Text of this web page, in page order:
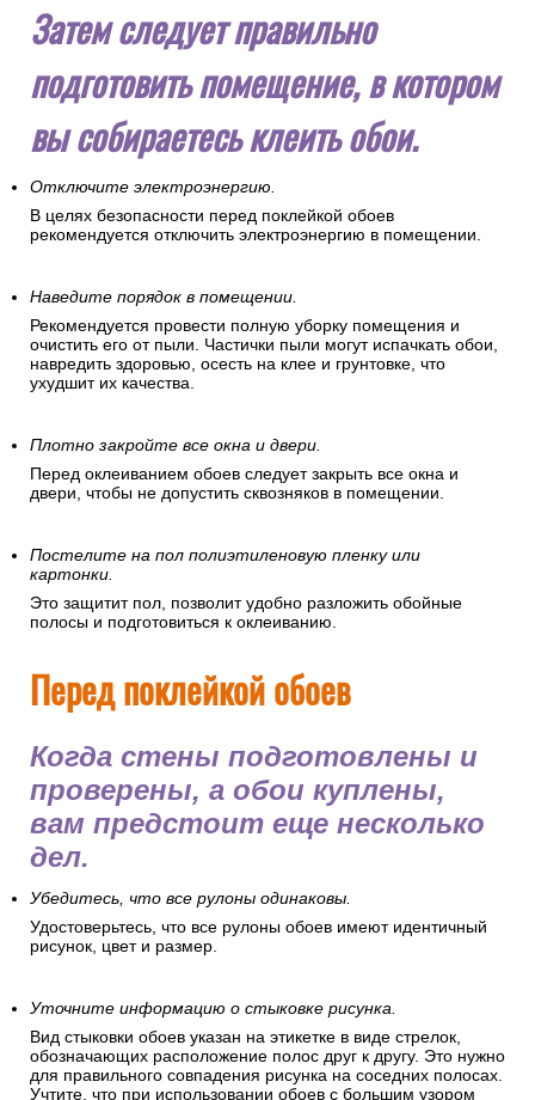
Затем следует правильно
подготовить помещение, в котором
вы собираетесь клеить обои.
Отключите электроэнергию.
В целях безопасности перед поклейкой обоев
рекомендуется отключить электроэнергию в помещении.
Наведите порядок в помещении.
Рекомендуется провести полную уборку помещения и
очистить его от пыли. Частички пыли могут испачкать обои,
навредить здоровью, осесть на клее и грунтовке, что
ухудшит их качества.
Плотно закройте все окна и двери.
Перед оклеиванием обоев следует закрыть все окна и
двери, чтобы не допустить сквозняков в помещении.
Постелите на пол полиэтиленовую пленку или
картонки.
Это защитит пол, позволит удобно разложить обойные
полосы и подготовиться к оклеиванию.
Перед поклейкой обоев
Когда стены подготовлены и
проверены, а обои куплены,
вам предстоит еще несколько
дел.
Убедитесь, что все рулоны одинаковы.
Удостоверьтесь, что все рулоны обоев имеют идентичный
рисунок, цвет и размер.
Уточните информацию о стыковке рисунка.
Вид стыковки обоев указан на этикетке в виде стрелок,
обозначающих расположение полос друг к другу. Это нужно
для правильного совпадения рисунка на соседних полосах.
Учтите, что при использовании обоев с большим узором